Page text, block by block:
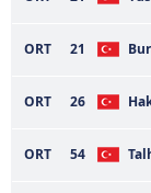
ORT 21
ORT 26
ORT 54